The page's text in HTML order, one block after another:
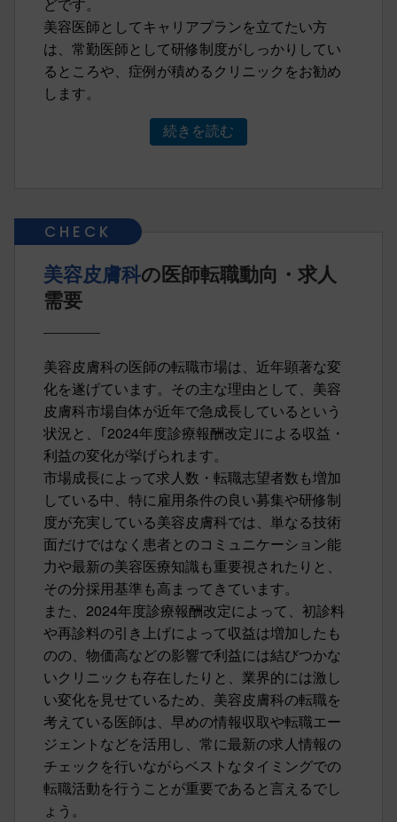
美容医師としてキャリアプランを立てたい方
は、常勤医師として研修制度がしっかりしてい
るところや、症例が積めるクリニックをお勧め
します。
続きを読む
美容皮膚科の医師転職動向・求人
需要
美容皮膚科の医師の転職市場は、近年顕著な変
化を遂げています。その主な理由として、美容
皮膚科市場自体が近年で急成長しているという
状況と、｢2024年度診療報酬改定｣による収益・
利益の変化が挙げられます。
市場成長によって求人数・転職志望者数も増加
している中、特に雇用条件の良い募集や研修制
度が充実している美容皮膚科では、単なる技術
面だけではなく患者とのコミュニケーション能
力や最新の美容医療知識も重要視されたりと、
その分採用基準も高まってきています。
また、2024年度診療報酬改定によって、初診料
や再診料の引き上げによって収益は増加したも
のの、物価高などの影響で利益には結びつかな
いクリニックも存在したりと、業界的には激し
い変化を見せているため、美容皮膚科の転職を
考えている医師は、早めの情報収取や転職エー
ジェントなどを活用し、常に最新の求人情報の
チェックを行いながらベストなタイミングでの
転職活動を行うことが重要であると言えるでし
ょう。